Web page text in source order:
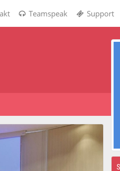
Teamspeak Support